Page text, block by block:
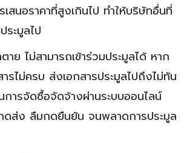
สนอราคาที่สูงเกินไป ทำให้บริษัทอื่นที่
ระมูลไป
ย ไม่สามารถเข้าร่วมประมูลได้ หาก
ไม่ครบ ส่งเอกสารประมูลไปถึงไม่ทัน
การจัดซื้อจัดจ้างผ่านระบบออนไลน์
ดส่ง ลืมกดยืนยัน จนพลาดการประมูล